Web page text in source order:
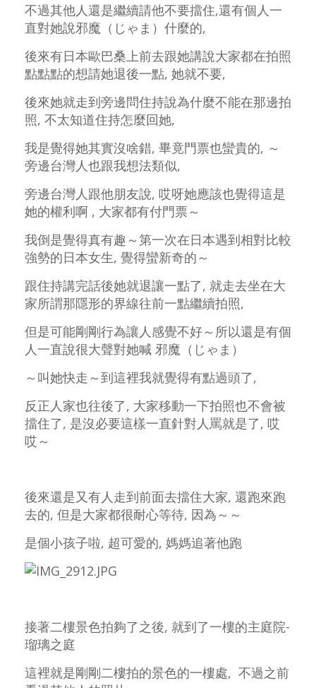
不過其他人還是繼續請他不要擋住,還有個人一
直對她說邪魔（じゃま）什麼的,
後來有日本歐巴桑上前去跟她講說大家都在拍照
點點點的想請她退後一點, 她就不要,
後來她就走到旁邊問住持說為什麼不能在那邊拍
照, 不太知道住持怎麼回她,
我是覺得她其實沒啥錯, 畢竟門票也蠻貴的, ～
旁邊台灣人也跟我想法類似,
旁邊台灣人跟他朋友說, 哎呀她應該也覺得這是
她的權利啊 , 大家都有付門票～
我倒是覺得真有趣～第一次在日本遇到相對比較
強勢的日本女生, 覺得蠻新奇的～
跟住持講完話後她就退讓一點了, 就走去坐在大
家所謂那隱形的界線往前一點繼續拍照,
但是可能剛剛行為讓人感覺不好～所以還是有個
人一直說很大聲對她喊 邪魔（じゃま）
～叫她快走～到這裡我就覺得有點過頭了,
反正人家也往後了, 大家移動一下拍照也不會被
擋住了, 是沒必要這樣一直針對人罵就是了, 哎
哎～
後來還是又有人走到前面去擋住大家, 還跑來跑
去的, 但是大家都很耐心等待, 因為～～
是個小孩子啦, 超可愛的, 媽媽追著他跑
接著二樓景色拍夠了之後, 就到了一樓的主庭院-
瑠璃之庭
這裡就是剛剛二樓拍的景色的一樓處, 不過之前